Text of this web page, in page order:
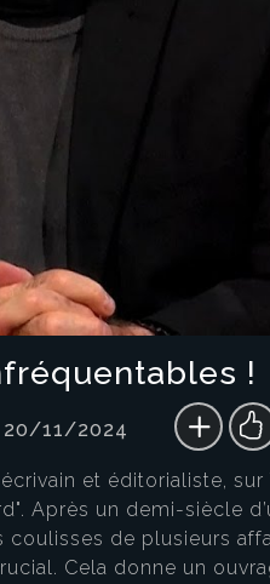
!
20/11/2024
et éditorialiste, sur
Après un demi-siècle
de plusieurs
Cela donne un